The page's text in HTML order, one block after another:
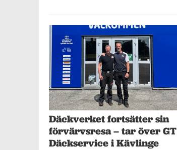
Däckverket fortsätter sin
förvärvsresa – tar över GT
Däckservice i Kävlinge